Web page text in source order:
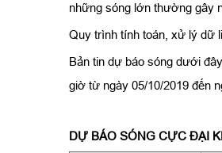
những sóng lớn thường gây
Quy trình tính toán, xử lý dữ
Bản tin dự báo sóng dưới
giờ từ ngày 05/10/2019 đến
DỰ BÁO SÓNG CỰC ĐẠI